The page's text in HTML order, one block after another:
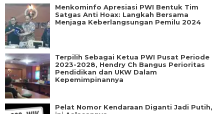
Menkominfo Apresiasi PWI Bentuk Tim
Satgas Anti Hoax: Langkah Bersama
Menjaga Keberlangsungan Pemilu 2024
Terpilih Sebagai Ketua PWI Pusat Periode
2023-2028, Hendry Ch Bangus Perioritas
Pendidikan dan UKW Dalam
Kepemimpinannya
Pelat Nomor Kendaraan Diganti Jadi Putih,